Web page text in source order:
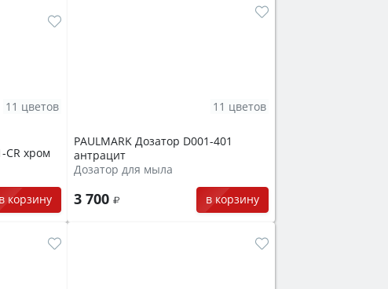
CR хром
в корзину
11 цветов
PAULMARK Дозатор D001-401
антрацит
Дозатор для мыла
3 700 в корзину
11 цветов